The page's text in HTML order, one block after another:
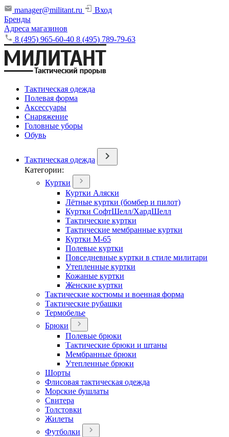
manager@militant.ru
Вход
Бренды
Адреса магазинов
8 (495) 965-60-40 8 (495) 789-79-63
Тактическая одежда
Полевая форма
Аксессуары
Снаряжение
Головные уборы
Обувь
Тактическая одежда
Категории:
Куртки
Куртки Аляски
Лётные куртки (бомбер и пилот)
Куртки СофтШелл/ХардШелл
Тактические куртки
Тактические мембранные куртки
Куртки М-65
Полевые куртки
Повседневные куртки в стиле милитари
Утепленные куртки
Кожаные куртки
Женские куртки
Тактические костюмы и военная форма
Тактические рубашки
Термобелье
Брюки
Полевые брюки
Тактические брюки и штаны
Мембранные брюки
Утепленные брюки
Шорты
Флисовая тактическая одежда
Морские бушлаты
Свитера
Толстовки
Жилеты
Футболки